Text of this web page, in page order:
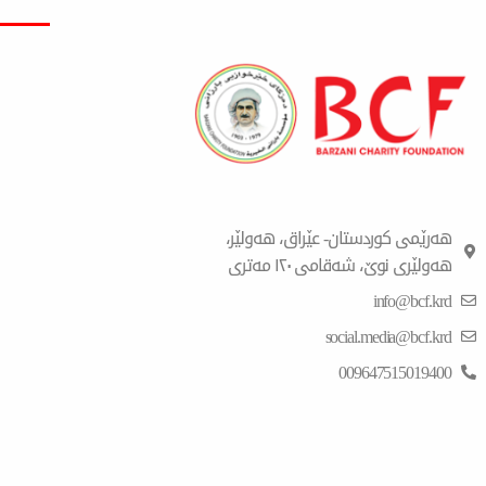
هەرێمی کوردستان- عێراق، هەولێر،
هەولێری نوێ، شەقامی ١٢٠ مەتری
info@bcf.krd
social.media@bcf.krd
009647515019400